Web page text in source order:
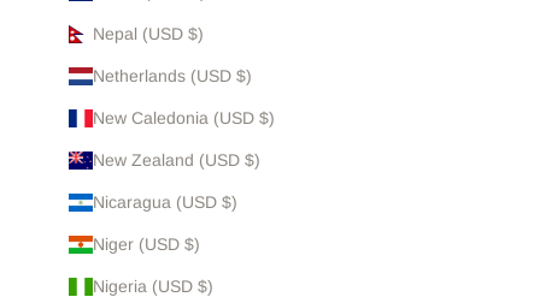
Nepal (USD $)
Netherlands (USD $)
New Caledonia (USD $)
New Zealand (USD $)
Nicaragua (USD $)
Niger (USD $)
Nigeria (USD $)